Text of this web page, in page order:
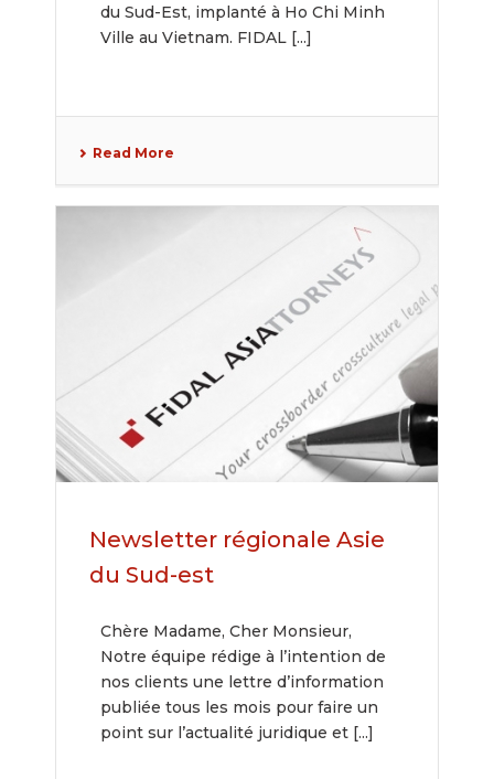
du Sud-Est, implanté à Ho Chi Minh
Ville au Vietnam. FIDAL [...]
Read More
Newsletter régionale Asie
du Sud-est
Chère Madame, Cher Monsieur,
Notre équipe rédige à l’intention de
nos clients une lettre d’information
publiée tous les mois pour faire un
point sur l’actualité juridique et [...]